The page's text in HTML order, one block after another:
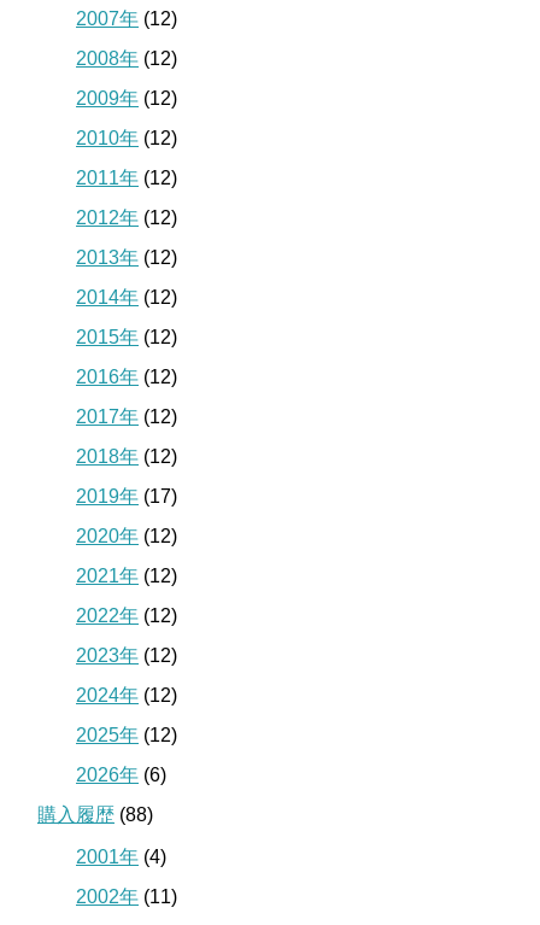
2007年 (12)
2008年 (12)
2009年 (12)
2010年 (12)
2011年 (12)
2012年 (12)
2013年 (12)
2014年 (12)
2015年 (12)
2016年 (12)
2017年 (12)
2018年 (12)
2019年 (17)
2020年 (12)
2021年 (12)
2022年 (12)
2023年 (12)
2024年 (12)
2025年 (12)
2026年 (6)
購入履歴 (88)
2001年 (4)
2002年 (11)